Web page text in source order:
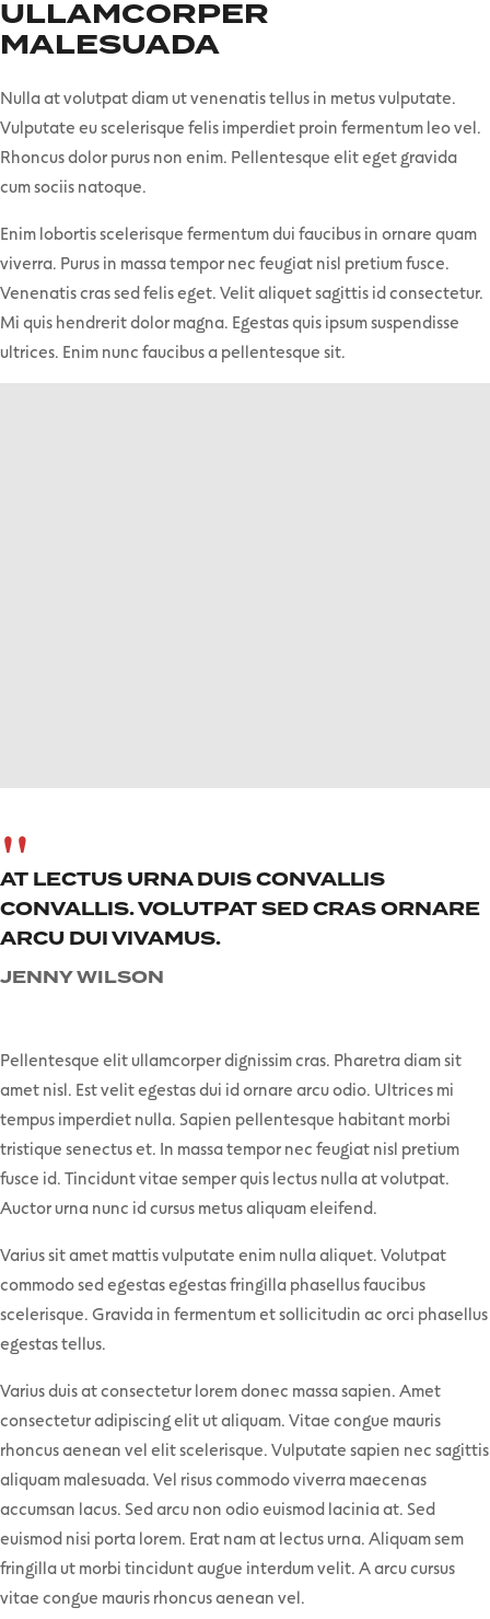
ULLAMCORPER
MALESUADA
Nulla at volutpat diam ut venenatis tellus in metus vulputate.
Vulputate eu scelerisque felis imperdiet proin fermentum leo vel.
Rhoncus dolor purus non enim. Pellentesque elit eget gravida
cum sociis natoque.
Enim lobortis scelerisque fermentum dui faucibus in ornare quam
viverra. Purus in massa tempor nec feugiat nisl pretium fusce.
Venenatis cras sed felis eget. Velit aliquet sagittis id consectetur.
Mi quis hendrerit dolor magna. Egestas quis ipsum suspendisse
ultrices. Enim nunc faucibus a pellentesque sit.
AT LECTUS URNA DUIS CONVALLIS
CONVALLIS. VOLUTPAT SED CRAS ORNARE
ARCU DUI VIVAMUS.
JENNY WILSON
Pellentesque elit ullamcorper dignissim cras. Pharetra diam sit
amet nisl. Est velit egestas dui id ornare arcu odio. Ultrices mi
tempus imperdiet nulla. Sapien pellentesque habitant morbi
tristique senectus et. In massa tempor nec feugiat nisl pretium
fusce id. Tincidunt vitae semper quis lectus nulla at volutpat.
Auctor urna nunc id cursus metus aliquam eleifend.
Varius sit amet mattis vulputate enim nulla aliquet. Volutpat
commodo sed egestas egestas fringilla phasellus faucibus
scelerisque. Gravida in fermentum et sollicitudin ac orci phasellus
egestas tellus.
Varius duis at consectetur lorem donec massa sapien. Amet
consectetur adipiscing elit ut aliquam. Vitae congue mauris
rhoncus aenean vel elit scelerisque. Vulputate sapien nec sagittis
aliquam malesuada. Vel risus commodo viverra maecenas
accumsan lacus. Sed arcu non odio euismod lacinia at. Sed
euismod nisi porta lorem. Erat nam at lectus urna. Aliquam sem
fringilla ut morbi tincidunt augue interdum velit. A arcu cursus
vitae congue mauris rhoncus aenean vel.